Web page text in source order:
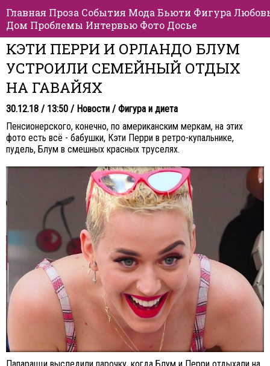
Главная Проза События Мода Бьюти Фигура
Дом Проблемы Интервью Фото Досье
КЭТИ ПЕРРИ И ОРЛАНДО БЛУМ
УСТРОИЛИ СЕМЕЙНЫЙ ОТДЫХ
НА ГАВАЙЯХ
30.12.18 / 13:50 / Новости / Фигура и диета
Пенсионерского, конечно, по американским меркам, на этих
фото есть всё - бабушки, Кэти Перри в ретро-купальнике,
пудель, Блум в смешных красных труселях.